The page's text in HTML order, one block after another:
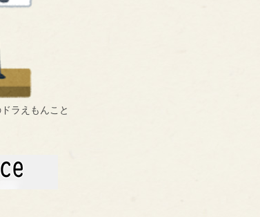
ラえもんこと